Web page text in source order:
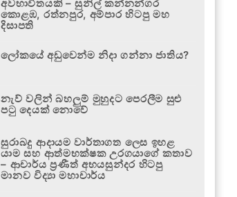
අවභාවිතයකි – සුනිල් කන්නන්ගර
කොළඹ, රත්නපුර, අම්පාර හිටපු මහ
දිසාපති
ලෝකයේ අඩුවෙන්ම නිදා ගන්නා ජාතිය?
නැව් වලින් බහලුම් මුහුදට පෙරලීම සුළු
පටු දෙයක් නොවේ
සුරාබදු ආදායම වාර්තාගත ලෙස ඉහළ
යාම සහ ආත්මභක්ෂක උරගයාගේ කතාව
– ආචාර්ය ප්‍රණීත් අභයසුන්දර හිටපු
මානව විද්‍යා මහාචාර්ය